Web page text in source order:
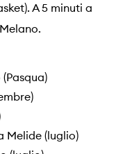
A 5 minuti a
Melide (luglio)